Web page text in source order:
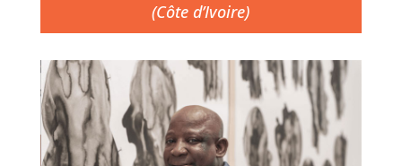
(Côte d’Ivoire)